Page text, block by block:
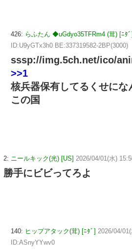
426: らふたん ◆uGdyo35TFRm4 (茸) [ﾆﾀﾞ]
ID:U9yGTx3h0 BE:337319582-2BP(3000)
sssp://img.5ch.net/ico/
>>1
核兵器保有してるくせにな
この国
2: ニールキック(光) [US] 2026/04/01(水)
勝手にビビってろよ
140: ヒップアタック(茸) [ﾆﾀﾞ] 2026/04/
ID:ASnyYYwv0